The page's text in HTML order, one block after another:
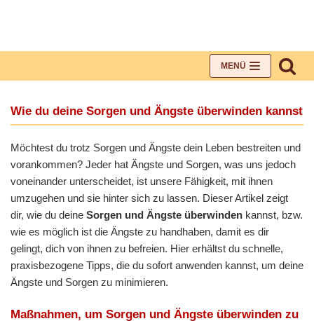
Inhalt
MENÜ
Wie du deine Sorgen und Ängste überwinden kannst
Möchtest du trotz Sorgen und Ängste dein Leben bestreiten und
vorankommen? Jeder hat Ängste und Sorgen, was uns jedoch
voneinander unterscheidet, ist unsere Fähigkeit, mit ihnen
umzugehen und sie hinter sich zu lassen. Dieser Artikel zeigt
dir, wie du deine Sorgen und Ängste überwinden kannst, bzw.
wie es möglich ist die Ängste zu handhaben, damit es dir
gelingt, dich von ihnen zu befreien. Hier erhältst du schnelle,
praxisbezogene Tipps, die du sofort anwenden kannst, um deine
Ängste und Sorgen zu minimieren.
Maßnahmen, um Sorgen und Ängste überwinden zu